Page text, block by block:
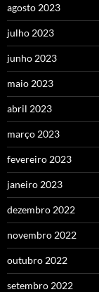
agosto 2023
julho 2023
junho 2023
maio 2023
abril 2023
março 2023
fevereiro 2023
janeiro 2023
dezembro 2022
novembro 2022
outubro 2022
setembro 2022